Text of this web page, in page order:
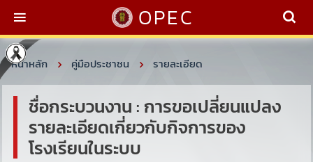
OPEC
หน้าหลัก คู่มือประชาชน รายละเอียด
ชื่อกระบวนงาน : การขอเปลี่ยนแปลง
รายละเอียดเกี่ยวกับกิจการของ
โรงเรียนในระบบ